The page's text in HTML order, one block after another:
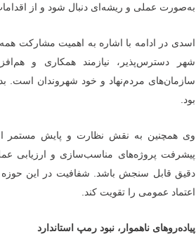
به‌صورت عملی و ریشه‌ای دنبال شود و از
اسدی در ادامه با اشاره به اهمیت مشارکت
شهر دسترس‌پذیر، نیازمند همکاری و
سازمان‌های مردم‌نهاد و خود شهروندان است.
بود.
وی همچنین به نقش نظارت و پایش مستمر
پیشرفت پروژه‌های مناسب‌سازی و ارزیابی
دقیق قابل سنجش باشد. شفافیت در این حوزه
اعتماد عمومی را تقویت کند.
پیاده‌روهای ناهموار، نبود رمپ استاندارد